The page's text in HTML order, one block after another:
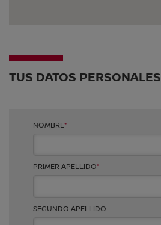
TUS DATOS PERSONALES
NOMBRE*
PRIMER APELLIDO*
SEGUNDO APELLIDO